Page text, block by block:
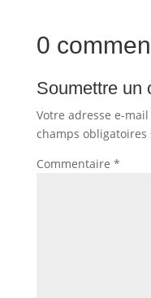
0
Soumettre un
Votre adresse e-
champs
Commentaire *